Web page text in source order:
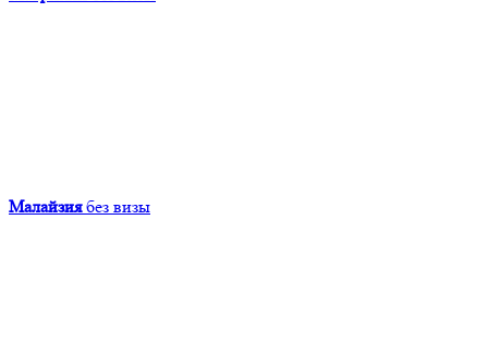
Малайзия без визы